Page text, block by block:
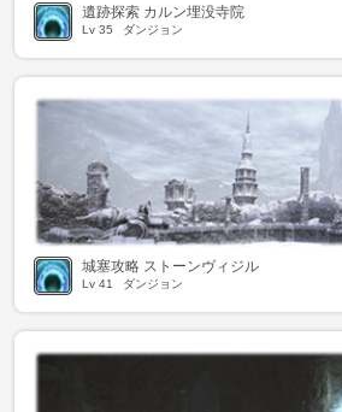
遺跡探索 カルン埋没寺院
Lv 35 ダンジョン
城塞攻略 ストーンヴィジル
Lv 41 ダンジョン